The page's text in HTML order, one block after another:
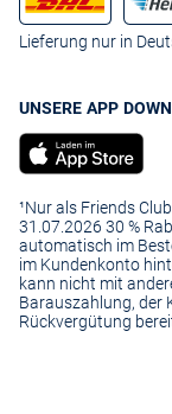
Lieferung nur in
UNSERE APP
¹Nur als Friends
31.07.2026 30 %
automatisch im
im Kundenkonto
kann nicht mit
Barauszahlung, der
Rückvergütung